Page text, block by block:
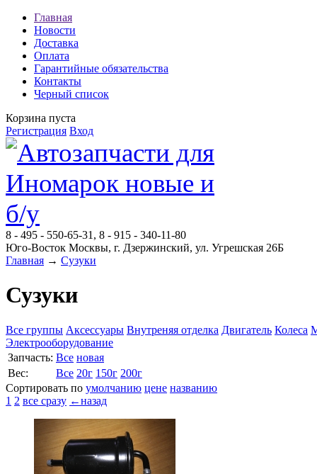
Главная
Новости
Доставка
Оплата
Гарантийные обязательства
Контакты
Черный список
Корзина пуста
Регистрация Вход
8 - 495 - 550-65-31, 8 - 915 - 340-11-80
Юго-Восток Москвы, г. Дзержинский, ул. Угрешская 26Б
Главная → Сузуки
Сузуки
Все группы Аксессуары Внутреняя отделка Двигатель Колеса
Электрооборудование
Запчасть: Все новая
Вес:
Все 20г 150г 200г
Сортировать по умолчанию цене названию
1 2 все сразу ←назад